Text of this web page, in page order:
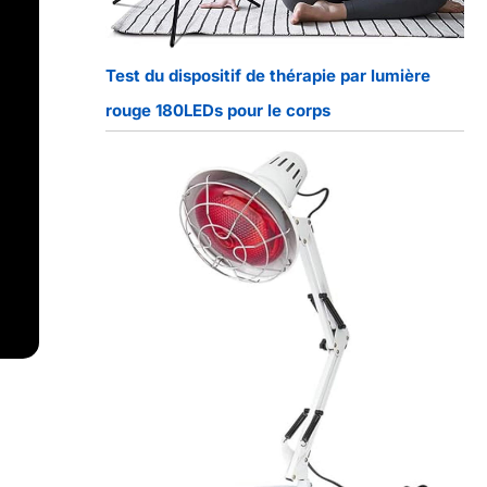
Test du dispositif de thérapie par lumière
rouge 180LEDs pour le corps